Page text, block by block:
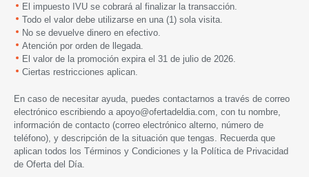
El impuesto IVU se cobrará al finalizar la transacción.
Todo el valor debe utilizarse en una (1) sola visita.
No se devuelve dinero en efectivo.
Atención por orden de llegada.
El valor de la promoción expira el 31 de julio de 2026.
Ciertas restricciones aplican.
En caso de necesitar ayuda, puedes contactarnos a través de correo
electrónico escribiendo a apoyo@ofertadeldia.com , con tu nombre,
información de contacto (correo electrónico alterno, número de
teléfono), y descripción de la situación que tengas. Recuerda que
aplican todos los Términos y Condiciones y la Política de Privacidad
de Oferta del Día.